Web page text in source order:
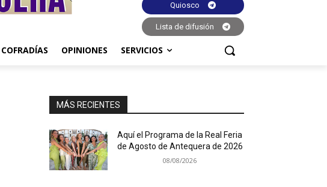
Quiosco
Lista de difusión
COFRADÍAS OPINIONES SERVICIOS
MÁS RECIENTES
Aquí el Programa de la Real Feria
de Agosto de Antequera de 2026
08/08/2026